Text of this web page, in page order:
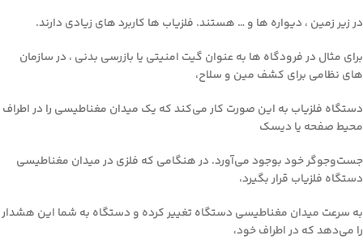
در زیر زمین ، دیواره ها و … هستند. فلزیاب ها کاربرد های زیادی دارند.
برای مثال در فرودگاه ها به عنوان گیت امنیتی یا بازرسی بدنی ، در سازمان
های نظامی برای کشف مین و سلاح،
دستگاه فلزیاب به این صورت کار می‌کند که یک میدان مغناطیسی را در اطراف
محیط صفحه یا دیسک
جست‌وجوگر خود بوجود می‌آورد. در هنگامی که فلزی در میدان مغناطیسی
دستگاه فلزیاب قرار بگیرد،
به سرعت میدان مغناطیسی دستگاه تغییر کرده و دستگاه به شما این هشدار
را می‌دهد که در اطراف خود،